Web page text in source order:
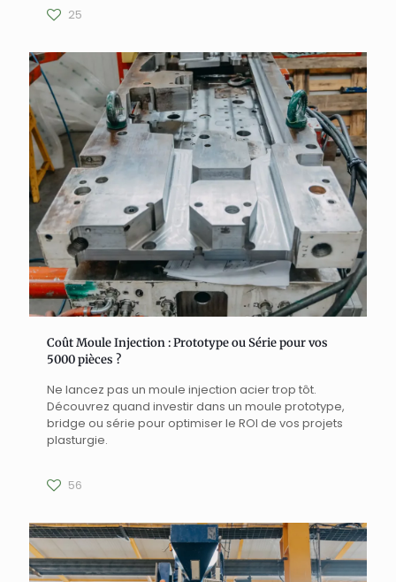
25
Coût Moule Injection : Prototype ou Série pour vos
5000 pièces ?
Ne lancez pas un moule injection acier trop tôt.
Découvrez quand investir dans un moule prototype,
bridge ou série pour optimiser le ROI de vos projets
plasturgie.
56